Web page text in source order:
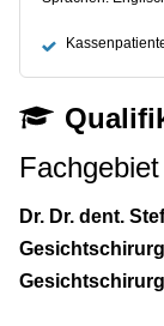
Fachgebiet
Dr. Dr. dent.